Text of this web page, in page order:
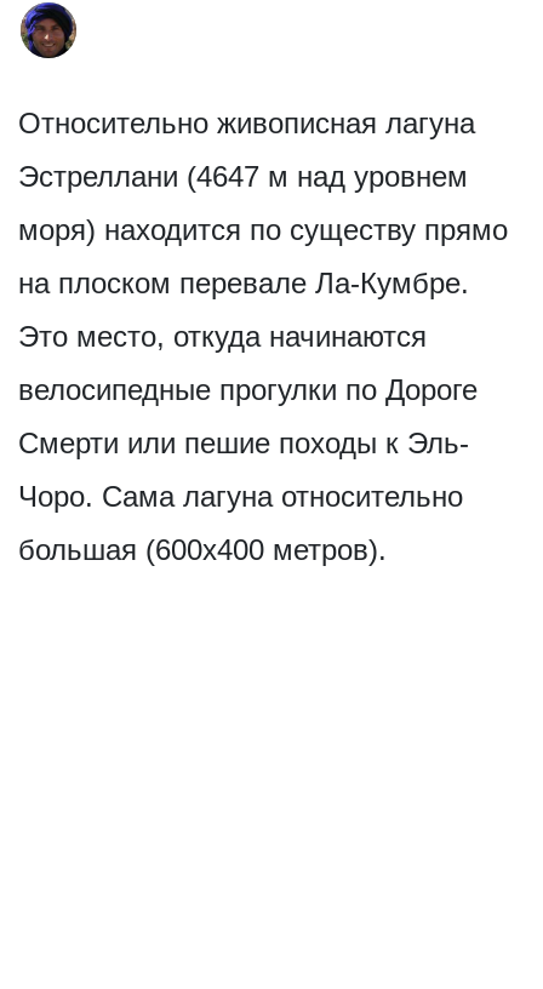
Относительно живописная лагуна
Эстреллани (4647 м над уровнем
моря) находится по существу прямо
на плоском перевале Ла-Кумбре.
Это место, откуда начинаются
велосипедные прогулки по Дороге
Смерти или пешие походы к Эль-
Чоро. Сама лагуна относительно
большая (600х400 метров).